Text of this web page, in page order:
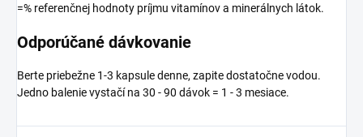
=% referenčnej hodnoty príjmu vitamínov a minerálnych látok.
Odporúčané dávkovanie
Berte priebežne 1-3 kapsule denne, zapite dostatočne vodou.
Jedno balenie vystačí na 30 - 90 dávok = 1 - 3 mesiace.